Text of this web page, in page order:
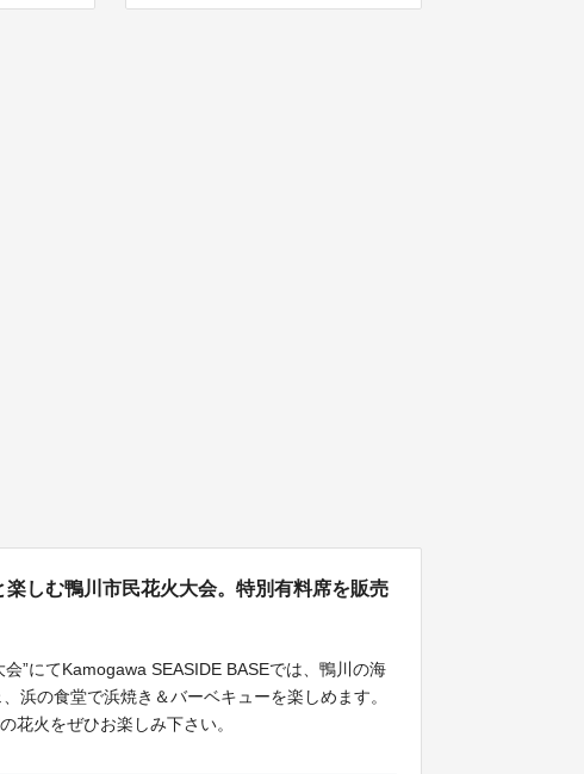
楽しむ鴨川市民花火大会。特別有料席を販売
”にてKamogawa SEASIDE BASEでは、鴨川の海
浜の食堂で浜焼き＆バーベキューを楽しめます。
花火をぜひお楽しみ下さい。